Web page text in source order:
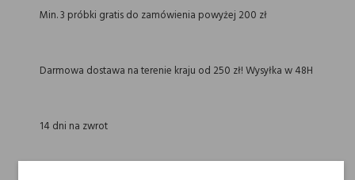
Min. 3 próbki gratis do zamówienia powyżej 200 zł
Darmowa dostawa na terenie kraju od 250 zł! Wysyłka w 48H
14 dni na zwrot